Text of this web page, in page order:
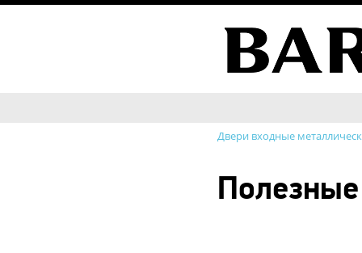
Двери входные